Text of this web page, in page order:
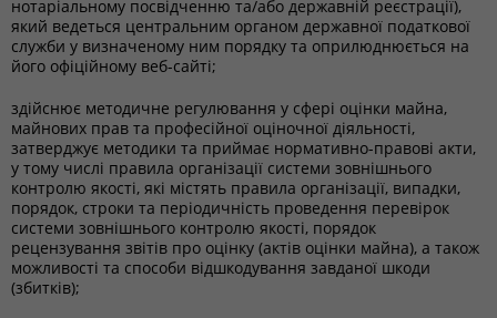
нотаріальному посвідченню та/або державній реєстрації),
який ведеться центральним органом державної податкової
служби у визначеному ним порядку та оприлюднюється на
його офіційному веб-сайті;
здійснює методичне регулювання у сфері оцінки майна,
майнових прав та професійної оціночної діяльності,
затверджує методики та приймає нормативно-правові акти,
у тому числі правила організації системи зовнішнього
контролю якості, які містять правила організації, випадки,
порядок, строки та періодичність проведення перевірок
системи зовнішнього контролю якості, порядок
рецензування звітів про оцінку (актів оцінки майна), а також
можливості та способи відшкодування завданої шкоди
(збитків);